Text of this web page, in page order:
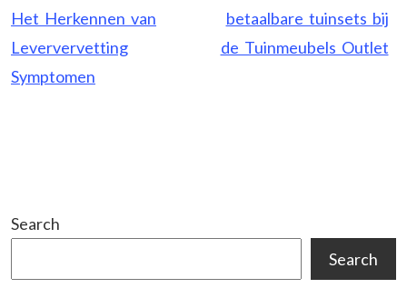
Het Herkennen van
Leververvetting
Symptomen
betaalbare tuinsets bij
de Tuinmeubels Outlet
Search
Search